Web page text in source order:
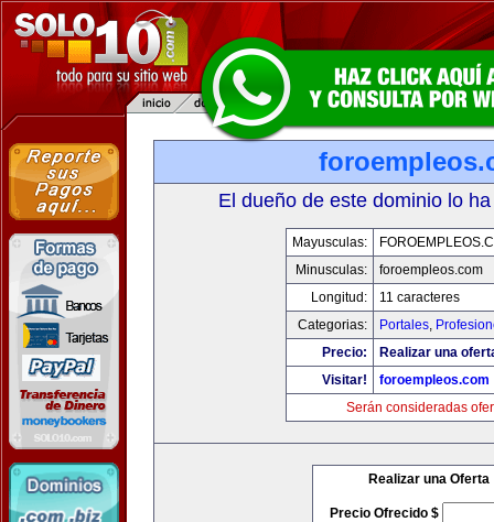
El dueño de este dominio lo
Mayusculas:
Minusculas:
foroempleos.com
Longitud:
11 caracteres
Categorias:
Portales,
Precio:
Realizar una
Visitar!
foroempleos.com
Serán consideradas
Realizar una Oferta
Precio Ofrecido $